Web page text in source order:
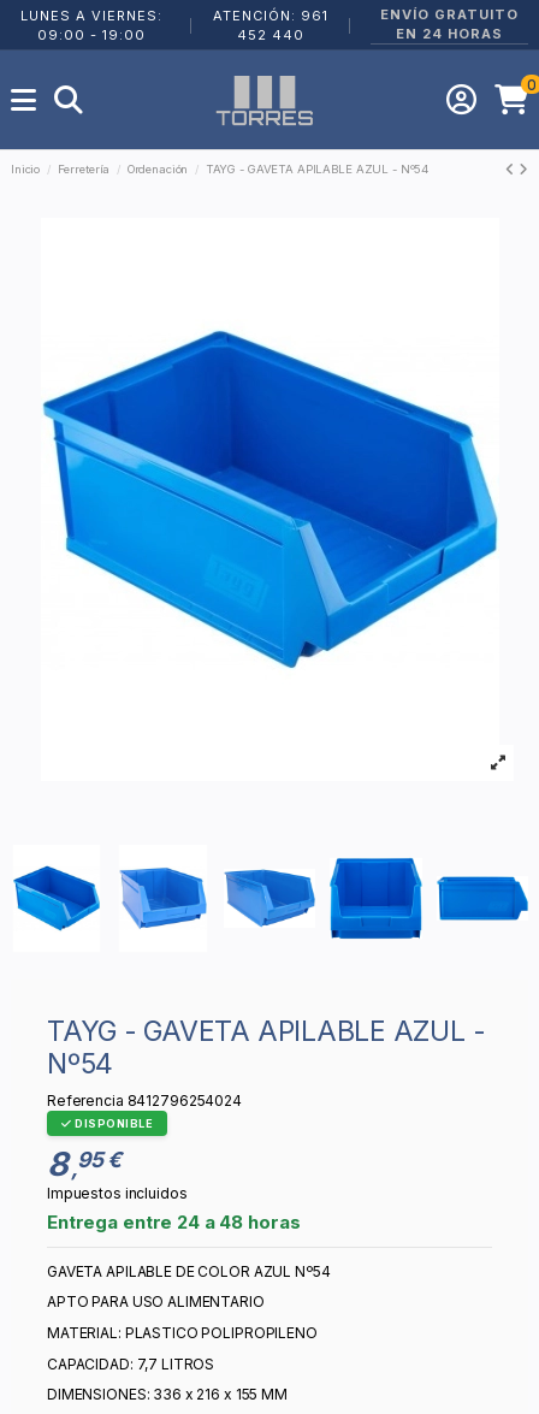
LUNES A VIERNES:
09:00 - 19:00
ATENCIÓN: 961
452 440
ENVÍO GRATUITO
EN 24 HORAS
0
Inicio Ferretería Ordenación TAYG - GAVETA APILABLE AZUL - Nº54
TAYG - GAVETA APILABLE AZUL -
Nº54
Referencia 8412796254024
DISPONIBLE
8,95 €
Impuestos incluidos
Entrega entre 24 a 48 horas
GAVETA APILABLE DE COLOR AZUL Nº54
APTO PARA USO ALIMENTARIO
MATERIAL: PLASTICO POLIPROPILENO
CAPACIDAD: 7,7 LITROS
DIMENSIONES: 336 x 216 x 155 MM